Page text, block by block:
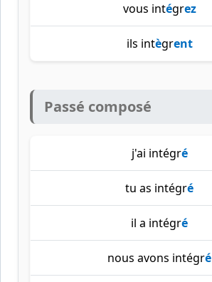
vous intégrez
ils intègrent
Passé composé
j'ai intégré
tu as intégré
il a intégré
nous avons intégré